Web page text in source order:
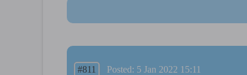
#811 Posted: 5 Jan 2022 15:11